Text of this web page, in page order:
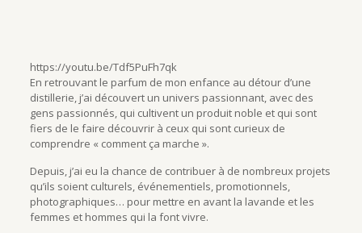
https://youtu.be/Tdf5PuFh7qk
En retrouvant le parfum de mon enfance au détour d’une
distillerie, j’ai découvert un univers passionnant, avec des
gens passionnés, qui cultivent un produit noble et qui sont
fiers de le faire découvrir à ceux qui sont curieux de
comprendre « comment ça marche ».
Depuis, j’ai eu la chance de contribuer à de nombreux projets
qu’ils soient culturels, événementiels, promotionnels,
photographiques… pour mettre en avant la lavande et les
femmes et hommes qui la font vivre.